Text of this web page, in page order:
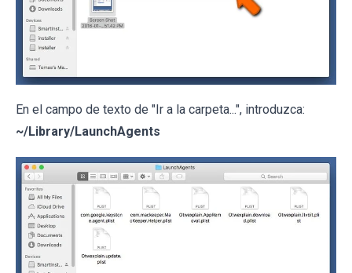
En el campo de texto de "Ir a la carpeta...", introduzca:
~/Library/LaunchAgents